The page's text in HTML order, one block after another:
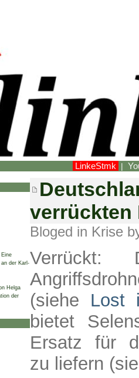
LinkeStmk |
der Karl-
Helga
der
verrückten
Bloged in Krise
Verrückt:
(siehe Lost
bietet
Ersatz für
zu liefern